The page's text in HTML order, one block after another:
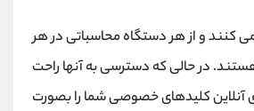
می کنند و از هر دستگاه محاسباتی در هر
در حالی که دسترسی به آنها راحت
آنلاین کلیدهای خصوصی شما را بصورت